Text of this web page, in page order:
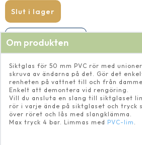
priset
var:
325 kr.
priset
är:
163 kr.
Slut i lager
Om produkten
Siktglas för 50 mm PVC rör med
skruva av ändarna på det. Gör det
renheten på vattnet till och från
Enkelt att demontera vid rengöring.
Vill du ansluta en slang till siktglaset
rör i varje ände på siktglaset och tryck
över röret och lås med slangklämma.
Max tryck 4 bar. Limmas med PVC-lim .